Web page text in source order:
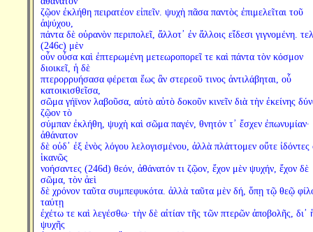
ζῷον ἐκλήθη πειρατέον εἰπεῖν. ψυχὴ πᾶσα παντὸς ἐπιμελεῖται τοῦ
ἀψύχου,
πάντα δὲ οὐρανὸν περιπολεῖ, ἄλλοτ᾽ ἐν ἄλλοις εἴδεσι γιγνομένη.
(246c) μὲν
οὖν οὖσα καὶ ἐπτερωμένη μετεωροπορεῖ τε καὶ πάντα τὸν κόσμον
διοικεῖ, ἡ δὲ
πτερορρυήσασα φέρεται ἕως ἂν στερεοῦ τινος ἀντιλάβηται, οὗ
κατοικισθεῖσα,
σῶμα γήϊνον λαβοῦσα, αὐτὸ αὑτὸ δοκοῦν κινεῖν διὰ τὴν ἐκείνης
ζῷον τὸ
σύμπαν ἐκλήθη, ψυχὴ καὶ σῶμα παγέν, θνητόν τ᾽ ἔσχεν ἐπωνυμίαν·
ἀθάνατον
δὲ οὐδ᾽ ἐξ ἑνὸς λόγου λελογισμένου, ἀλλὰ πλάττομεν οὔτε ἰδόντες
ἱκανῶς
νοήσαντες (246d) θεόν, ἀθάνατόν τι ζῷον, ἔχον μὲν ψυχήν, ἔχον δὲ
σῶμα, τὸν ἀεὶ
δὲ χρόνον ταῦτα συμπεφυκότα. ἀλλὰ ταῦτα μὲν δή, ὅπῃ τῷ θεῷ
ταύτῃ
ἐχέτω τε καὶ λεγέσθω· τὴν δὲ αἰτίαν τῆς τῶν πτερῶν ἀποβολῆς, δι᾽
ψυχῆς